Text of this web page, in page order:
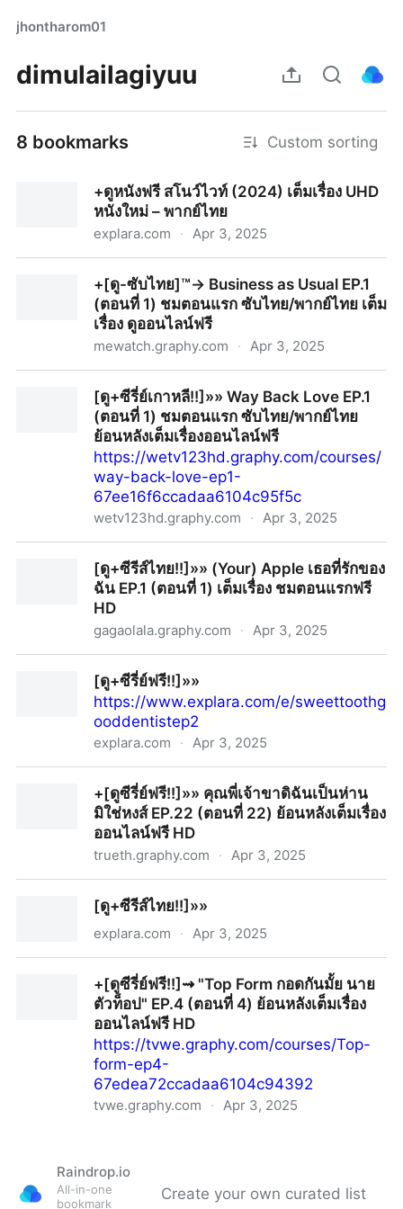
jhontharom01
dimulailagiyuu
8 bookmarks Custom sorting
+ดูหนังฟรี สโนว์ไวท์ (2024) เต็มเรื่อง UHD
หนังใหม่ – พากย์ไทย
explara.com · Apr 3, 2025
+[ดู-ซับไทย]™→ Business as Usual EP.1
(ตอนที่ 1) ชมตอนแรก ซับไทย/พากย์ไทย เต็ม
เรื่อง ดูออนไลน์ฟรี
mewatch.graphy.com · Apr 3, 2025
ตอนแรก ซับไทย/พากย์ไทย เต็มเรื่อง ดูออนไลน์ฟรี
[ดู+ซีรี่ย์เกาหลี!!]»» Way Back Love EP.1
(ตอนที่ 1) ชมตอนแรก ซับไทย/พากย์ไทย
ย้อนหลังเต็มเรื่องออนไลน์ฟรี
https://wetv123hd.graphy.com/courses/
way-back-love-ep1-
67ee16f6ccadaa6104c95f5c
wetv123hd.graphy.com · Apr 3, 2025
ตอนแรก ซับไทย/พากย์ไทย ย้อนหลังเต็มเรื่องออนไลน์ฟรี
[ดู+ซีรีส์ไทย!!]»» (Your) Apple เธอที่รักของ
ฉัน EP.1 (ตอนที่ 1) เต็มเรื่อง ชมตอนแรกฟรี
HD
gagaolala.graphy.com · Apr 3, 2025
ที่ 1) เต็มเรื่อง ชมตอนแรกฟรี HD
[ดู+ซีรี่ย์ฟรี!!]»»
https://www.explara.com/e/sweettoothg
ooddentistep2
explara.com · Apr 3, 2025
+[ดูซีรี่ย์ฟรี!!]»» คุณพี่เจ้าขาดิฉันเป็นห่าน
มิใช่หงส์ EP.22 (ตอนที่ 22) ย้อนหลังเต็มเรื่อง
ออนไลน์ฟรี HD
trueth.graphy.com · Apr 3, 2025
(ตอนที่ 22) ย้อนหลังเต็มเรื่องออนไลน์ฟรี HD
[ดู+ซีรีส์ไทย!!]»»
explara.com · Apr 3, 2025
+[ดูซีรี่ย์ฟรี!!]⇝ "Top Form กอดกันมั้ย นาย
ตัวท็อป" EP.4 (ตอนที่ 4) ย้อนหลังเต็มเรื่อง
ออนไลน์ฟรี HD
https://tvwe.graphy.com/courses/Top-
form-ep4-
67edea72ccadaa6104c94392
tvwe.graphy.com · Apr 3, 2025
Raindrop.io
All-in-one
bookmark
Create your own curated list